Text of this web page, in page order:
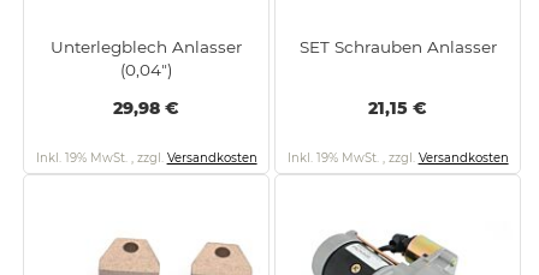
Unterlegblech Anlasser
(0,04")
29,98 €
Inkl. 19% MwSt. zzgl. Versandkosten
SET Schrauben Anlasser
21,15 €
Inkl. 19% MwSt. zzgl. Versandkosten